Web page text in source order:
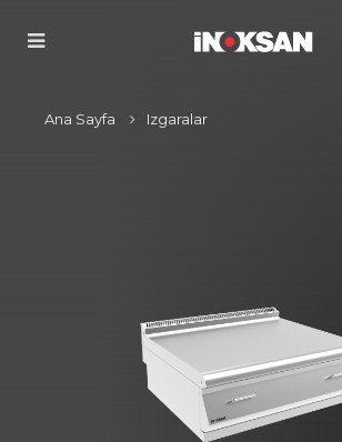
Ana Sayfa Izgaralar